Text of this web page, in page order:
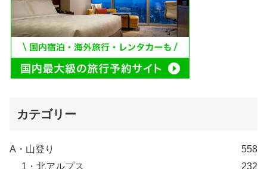
カテゴリー
A・山登り
558
1・北アルプス
232